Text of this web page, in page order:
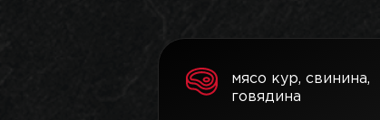
мясо кур, свинина,
говядина